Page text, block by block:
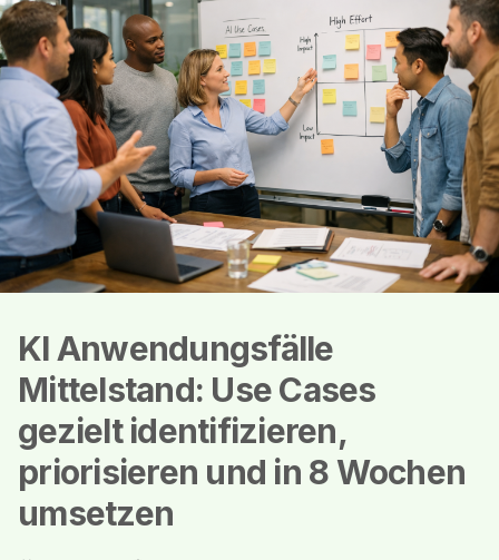
KI Anwendungsfälle
Mittelstand: Use Cases
gezielt identifizieren,
priorisieren und in 8 Wochen
umsetzen